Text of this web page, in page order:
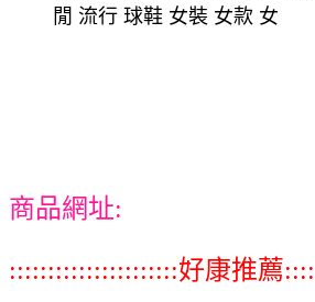
閒 流行 球鞋 女裝 女款 女
商品網址:
::::::::::::::::::::::好康推薦